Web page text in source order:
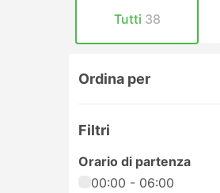
Tutti 38
Ordina per
Filtri
Orario di partenza
00:00 - 06:00